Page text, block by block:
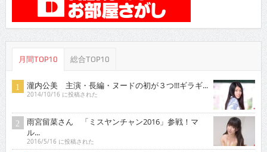
月間TOP10 総合TOP10
瀧内公美 主演・長編・ヌードの初が３つ!!!ギラギ...
2014/10/16 に投稿された
雨宮留菜さん 「ミスヤンチャン2016」参戦！マ
ル...
2016/5/16 に投稿された